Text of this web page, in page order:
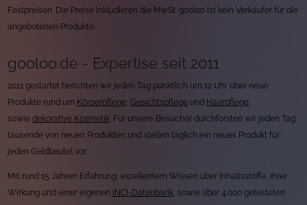
Festpreisen. Die Preise inkludieren die MwSt. gooloo ist kein Verkäufer für die
angebotenen Produkte.
gooloo.de - Expertise seit 2011
2011 gestartet berichten wir jeden Tag pünktlich um 12 Uhr über neue
Produkte rund um Körperpflege,Gesichtspflege und Haarpflege,
sowiedekorative Kosmetik. Für unsere Besucher durchforsten wir jeden Tag
tausende von neuen Produkten und stellen täglich ein neues Produkt für
jeden Geldbeutel vor.
Mit rund 15 Jahren Erfahrung, exzellentem Wissen über Inhaltsstoffe, ihrer
Wirkung und einer eigenen
INCI-Datenbank, sowie über 4.000 getesteten